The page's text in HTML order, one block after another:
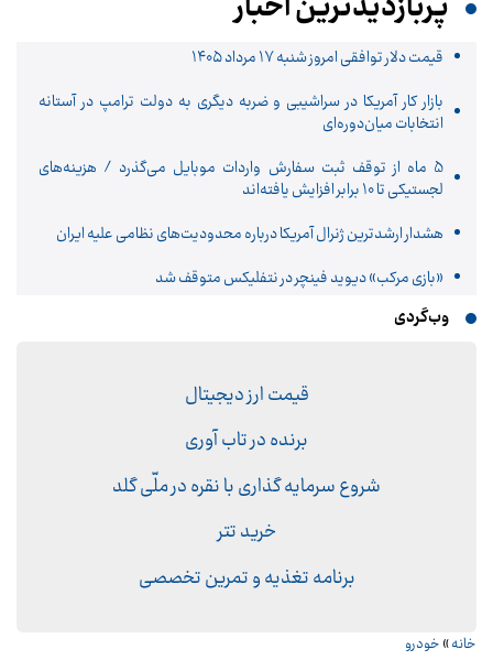
قیمت دلار توافقی امروز شنبه ۱۷ مرداد ۱۴۰۵
بازار کار آمریکا در سراشیبی و ضربه دیگری به دولت ترامپ در آستانه
انتخابات میان‌دوره‌ای
5 ماه از توقف ثبت سفارش واردات موبایل می‌گذرد / هزینه‌های
لجستیکی تا 10 برابر افزایش یافته‌اند
هشدار ارشدترین ژنرال آمریکا درباره محدودیت‌های نظامی علیه ایران
«بازی مرکب» دیوید فینچر در نتفلیکس متوقف شد
وب‌گردی
قیمت ارز دیجیتال
برنده در تاب آوری
شروع سرمایه گذاری با نقره در ملّی گلد
خرید تتر
برنامه تغذیه و تمرین تخصصی